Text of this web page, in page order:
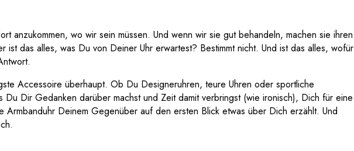
anzukommen, wo wir sein müssen. Und wenn wir sie gut behandeln, machen sie ihren
ist das alles, was Du von Deiner Uhr erwartest? Bestimmt nicht. Und ist das alles, wofür
Accessoire überhaupt. Ob Du Designeruhren, teure Uhren oder sportliche
Du Dir Gedanken darüber machst und Zeit damit verbringst (wie ironisch), Dich für eine
Deinem Gegenüber auf den ersten Blick etwas über Dich erzählt. Und